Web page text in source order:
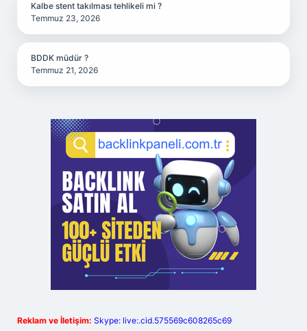
Kalbe stent takılması tehlikeli mi ?
Temmuz 23, 2026
BDDK müdür ?
Temmuz 21, 2026
Reklam ve İletişim: Skype: live:.cid.575569c608265c69